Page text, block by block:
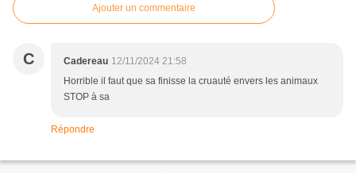
Ajouter un commentaire
C Cadereau 12/11/2024 21:58
Horrible il faut que sa finisse la cruauté envers les animaux
STOP à sa
Répondre